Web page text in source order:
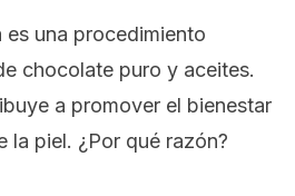
una procedimiento
chocolate puro y aceites.
a promover el bienestar
la piel. ¿Por qué razón?